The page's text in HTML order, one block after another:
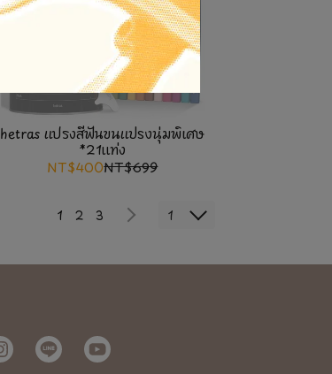
hetras แปรงสีฟันขนแปรงนุ่มพิเศษ
*21แท่ง
NT$400NT$699
1 2 3 1